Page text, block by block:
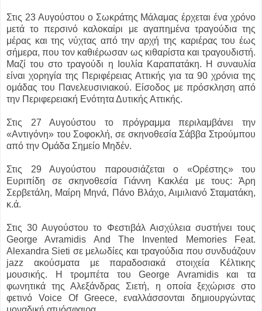
Στις 23 Αυγούστου ο Σωκράτης Μάλαμας έρχεται ένα χρόνο
μετά το περσινό καλοκαίρι με αγαπημένα τραγούδια της
μέρας και της νύχτας από την αρχή της καριέρας του έως
σήμερα, που τον καθιέρωσαν ως κιθαρίστα και τραγουδιστή.
Μαζί του στο τραγούδι η Ιουλία Καραπατάκη. Η συναυλία
είναι χορηγία της Περιφέρειας Αττικής για τα 90 χρόνια της
ομάδας του Πανελευσινιακού. Είσοδος με πρόσκληση από
την Περιφερειακή Ενότητα Δυτικής Αττικής.
Στις 27 Αυγούστου το πρόγραμμα περιλαμβάνει την
«Αντιγόνη» του Σοφοκλή, σε σκηνοθεσία Σάββα Στρούμπου
από την Ομάδα Σημείο Μηδέν.
Στις 29 Αυγούστου παρουσιάζεται ο «Ορέστης» του
Ευριπίδη σε σκηνοθεσία Γιάννη Κακλέα με τους: Άρη
Σερβετάλη, Μαίρη Μηνά, Πάνο Βλάχο, Αιμιλιανό Σταματάκη,
κ.ά.
Στις 30 Αυγούστου το Φεστιβάλ Αισχύλεια συστήνει τους
George Avramidis And The Invented Memories Feat.
Alexandra Sieti σε μελωδίες και τραγούδια που συνδυάζουν
jazz ακούσματα με παραδοσιακά στοιχεία Κέλτικης
μουσικής. Η τρομπέτα του George Avramidis και τα
φωνητικά της Αλεξάνδρας Σιετή, η οποία ξεχώρισε στο
φετινό Voice Of Greece, εναλλάσσονται δημιουργώντας